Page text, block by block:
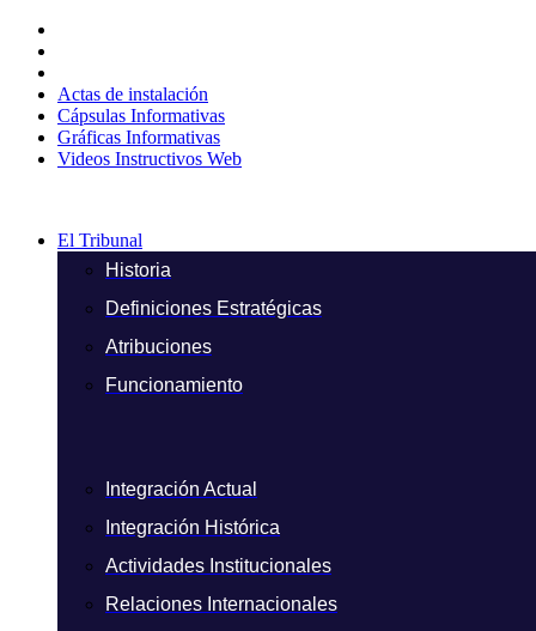
contenido
Actas de instalación
Cápsulas Informativas
Gráficas Informativas
Videos Instructivos Web
El Tribunal
Historia
Definiciones Estratégicas
Atribuciones
Funcionamiento
Integración Actual
Integración Histórica
Actividades Institucionales
Relaciones Internacionales